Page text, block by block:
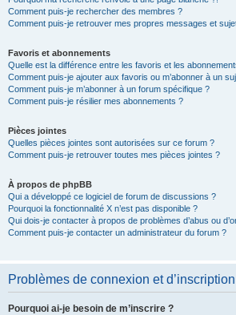
Comment puis-je rechercher des membres ?
Comment puis-je retrouver mes propres messages et
Favoris et abonnements
Quelle est la différence entre les favoris et les
Comment puis-je ajouter aux favoris ou m’abonner à un
Comment puis-je m’abonner à un forum spécifique ?
Comment puis-je résilier mes abonnements ?
Pièces jointes
Quelles pièces jointes sont autorisées sur ce forum ?
Comment puis-je retrouver toutes mes pièces jointes ?
À propos de phpBB
Qui a développé ce logiciel de forum de discussions ?
Pourquoi la fonctionnalité X n’est pas disponible ?
Qui dois-je contacter à propos de problèmes d’abus ou
Comment puis-je contacter un administrateur du forum ?
Problèmes de connexion et d’inscription
Pourquoi ai-je besoin de m’inscrire ?